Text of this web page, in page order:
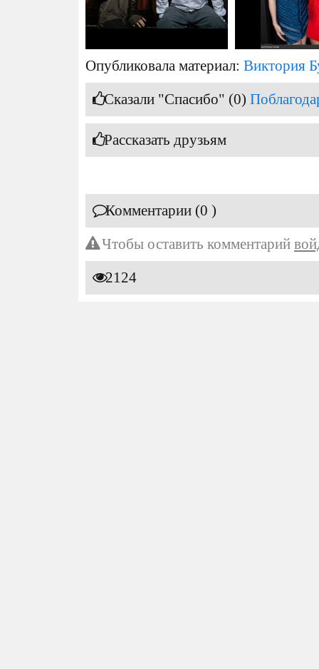
Опубликовала материал: Виктория
Сказали "Спасибо" (0)
Рассказать друзьям
Комментарии (0 )
Чтобы оставить комментарий
2124